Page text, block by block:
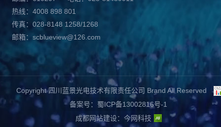
热线：4008 898 801
传真：028-8148 1258/1268
邮箱：scblueview@126.com
Copyright 四川蓝景光电技术有限责任公司 Brand All Reserved
备案号：蜀ICP备13002816号-1
成都网站建设： 今网科技